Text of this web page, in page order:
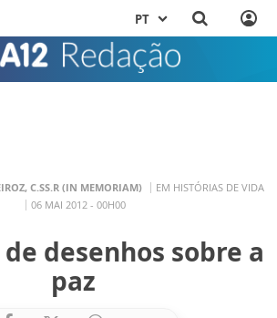
PT
C.SS.R (IN MEMORIAM)
EM HISTÓRIAS DE VIDA
06 MAI 2012 - 00H00
desenhos sobre a
paz